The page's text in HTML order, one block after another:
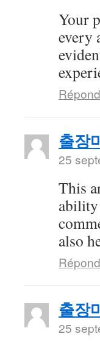
Your
every
출장
25
This
also
출장
25